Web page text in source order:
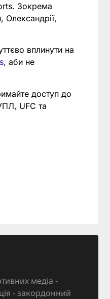
Зокрема
вплинути на
, аби не
доступ до
UFC та
медіа -
- закордонний